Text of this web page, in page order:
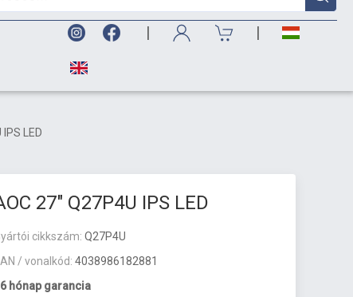
| |
LED
27" Q27P4U IPS LED
cikkszám:Q27P4U
/ vonalkód:4038986182881
hónap garancia